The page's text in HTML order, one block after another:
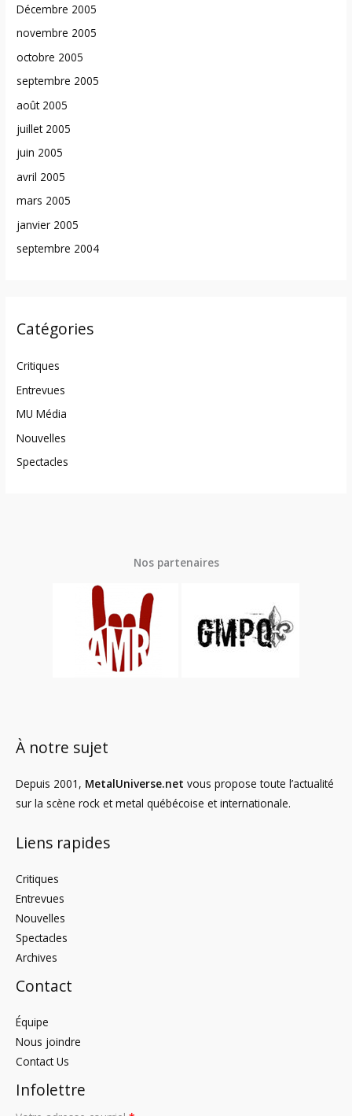
Décembre 2005
novembre 2005
octobre 2005
septembre 2005
août 2005
juillet 2005
juin 2005
avril 2005
mars 2005
janvier 2005
septembre 2004
Catégories
Critiques
Entrevues
MU Média
Nouvelles
Spectacles
Nos partenaires
À notre sujet
Depuis 2001, MetalUniverse.net vous propose toute l’actualité
sur la scène rock et metal québécoise et internationale.
Liens rapides
Critiques
Entrevues
Nouvelles
Spectacles
Archives
Contact
Équipe
Nous joindre
Contact Us
Infolettre